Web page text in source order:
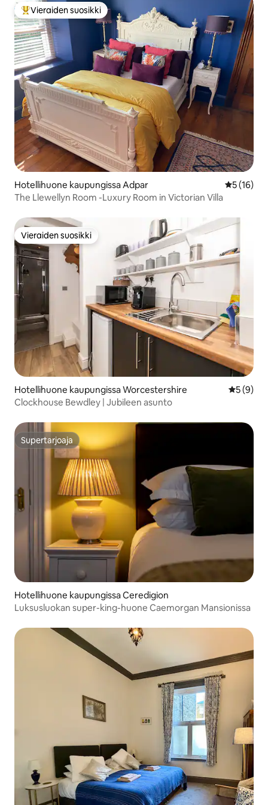
Vieraiden suosikkien parhaimmistoa
Vieraiden suosikki
Hotellihuone kaupungissa Adpar
5 (16)
The Llewellyn Room -Luxury Room in Victorian Villa
Vieraiden suosikki
Vieraiden suosikki
Hotellihuone kaupungissa Worcestershire
5 (9)
Clockhouse Bewdley | Jubileen asunto
Supertarjoaja
Supertarjoaja
Hotellihuone kaupungissa Ceredigion
Luksusluokan super-king-huone Caemorgan Mansionissa